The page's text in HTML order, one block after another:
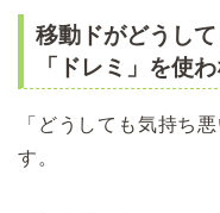
移動ドがどうし
「ドレミ」を使
「どうしても気持ち
す。